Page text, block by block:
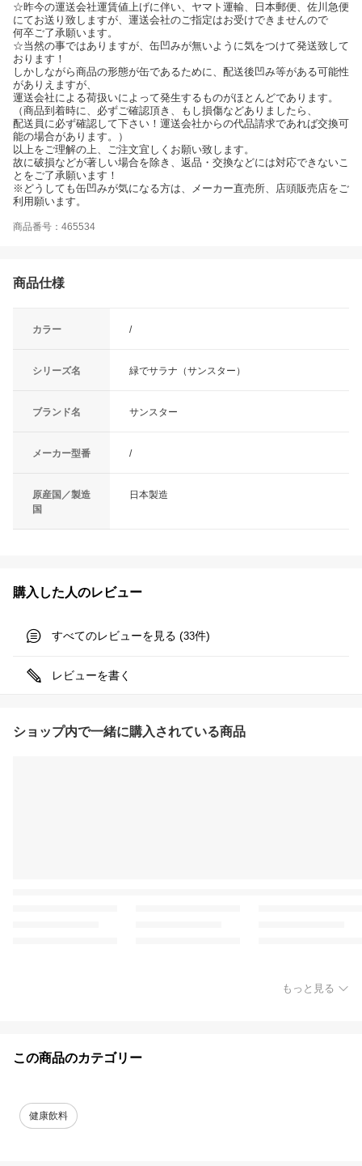
☆昨今の運送会社運賃値上げに伴い、ヤマト運輸、日本郵便、佐川急便
にてお送り致しますが、運送会社のご指定はお受けできませんので
何卒ご了承願います。
☆当然の事ではありますが、缶凹みが無いように気をつけて発送致して
おります！
しかしながら商品の形態が缶であるために、配送後凹み等がある可能性
がありえますが、
運送会社による荷扱いによって発生するものがほとんどであります。
（商品到着時に、必ずご確認頂き、もし損傷などありましたら、
配送員に必ず確認して下さい！運送会社からの代品請求であれば交換可
能の場合があります。）
以上をご理解の上、ご注文宜しくお願い致します。
故に破損などが著しい場合を除き、返品・交換などには対応できないこ
とをご了承願います！
※どうしても缶凹みが気になる方は、メーカー直売所、店頭販売店をご
利用願います。
商品番号：465534
商品仕様
カラー /
シリーズ名 緑でサラナ（サンスター）
ブランド名 サンスター
メーカー型番 /
原産国／製造
国
日本製造
購入した人のレビュー
すべてのレビューを見る (33件)
レビューを書く
ショップ内で一緒に購入されている商品
もっと見る
この商品のカテゴリー
健康飲料